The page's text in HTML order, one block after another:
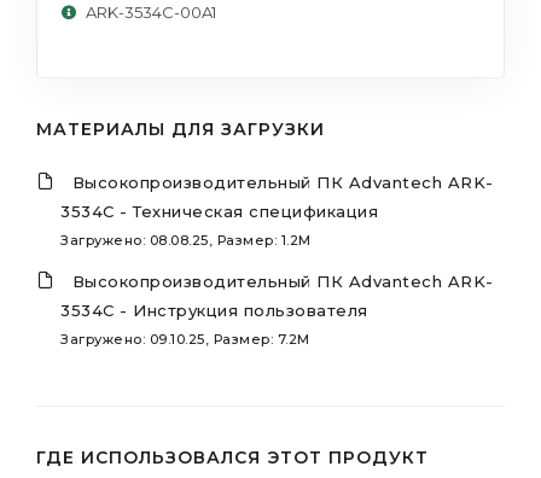
ARK-3534C-00A1
МАТЕРИАЛЫ ДЛЯ ЗАГРУЗКИ
Высокопроизводительный ПК Advantech ARK-
3534C - Техническая спецификация
Загружено: 08.08.25, Размер: 1.2M
Высокопроизводительный ПК Advantech ARK-
3534C - Инструкция пользователя
Загружено: 09.10.25, Размер: 7.2M
ГДЕ ИСПОЛЬЗОВАЛСЯ ЭТОТ ПРОДУКТ